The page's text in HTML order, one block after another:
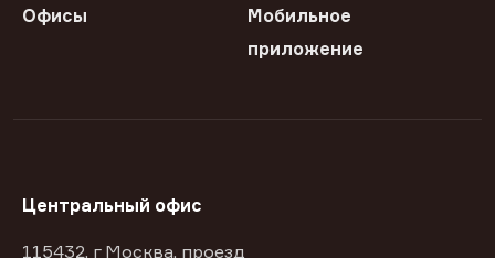
Офисы
Мобильное
приложение
Центральный офис
115432, г Москва, проезд